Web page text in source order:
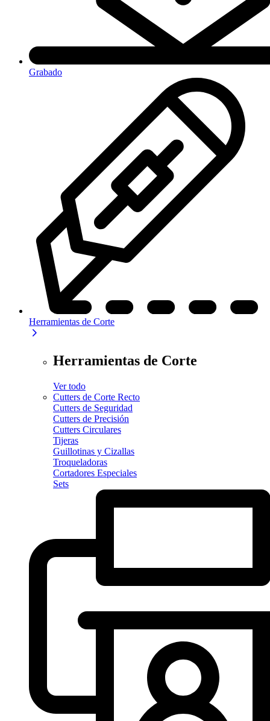
Grabado
Herramientas de Corte
Herramientas de Corte
Ver todo
Cutters de Corte Recto
Cutters de Seguridad
Cutters de Precisión
Cutters Circulares
Tijeras
Guillotinas y Cizallas
Troqueladoras
Cortadores Especiales
Sets